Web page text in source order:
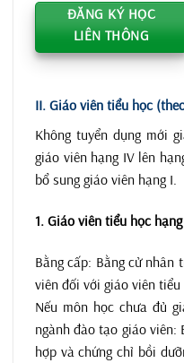
ĐĂNG KÝ HỌC
LIÊN THÔNG
II. Giáo viên tiểu học
Không tuyển dụng mới
giáo viên hạng IV lên
bổ sung giáo viên hạng I.
1. Giáo viên tiểu học
Bằng cấp: Bằng cử nhân
viên đối với giáo viên tiểu
Nếu môn học chưa đủ
ngành đào tạo giáo viên:
hợp và chứng chỉ bồi